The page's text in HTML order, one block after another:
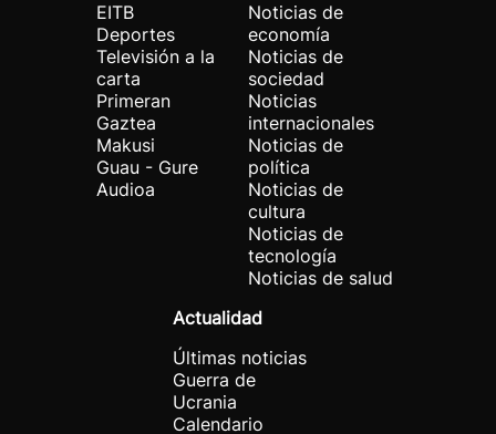
EITB
Deportes
Televisión a la
carta
Primeran
Gaztea
Makusi
Guau - Gure
Audioa
Noticias de
economía
Noticias de
sociedad
Noticias
internacionales
Noticias de
política
Noticias de
cultura
Noticias de
tecnología
Noticias de salud
Actualidad
Últimas noticias
Guerra de
Ucrania
Calendario